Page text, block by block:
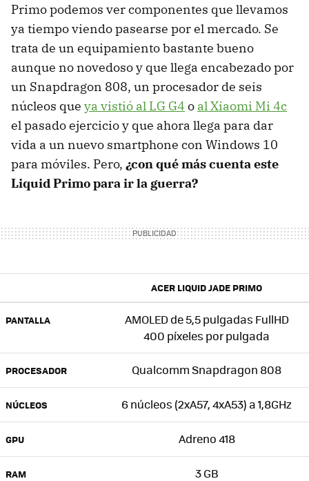
Primo podemos ver componentes que llevamos
ya tiempo viendo pasearse por el mercado. Se
trata de un equipamiento bastante bueno
aunque no novedoso y que llega encabezado por
un Snapdragon 808, un procesador de seis
núcleos que ya vistió al LG G4 o al Xiaomi Mi 4c
el pasado ejercicio y que ahora llega para dar
vida a un nuevo smartphone con Windows 10
para móviles. Pero, ¿con qué más cuenta este
Liquid Primo para ir la guerra?
ACER LIQUID JADE PRIMO
PANTALLA
AMOLED de 5,5 pulgadas FullHD
400 píxeles por pulgada
PROCESADOR Qualcomm Snapdragon 808
NÚCLEOS 6 núcleos (2xA57, 4xA53) a 1,8GHz
GPU Adreno 418
RAM 3 GB